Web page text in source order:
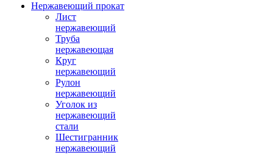
Нержавеющий прокат
Лист
нержавеющий
Труба
нержавеющая
Круг
нержавеющий
Рулон
нержавеющий
Уголок из
нержавеющий
стали
Шестигранник
нержавеющий